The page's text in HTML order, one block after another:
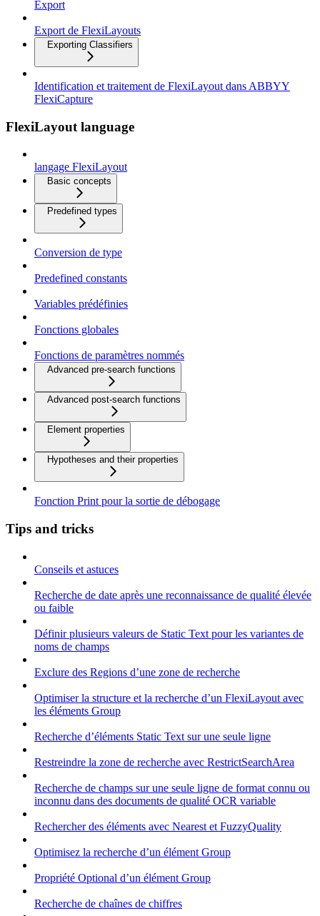
Export
Export de FlexiLayouts
Exporting Classifiers
Identification et traitement de FlexiLayout dans ABBYY
FlexiCapture
FlexiLayout language
langage FlexiLayout
Basic concepts
Predefined types
Conversion de type
Predefined constants
Variables prédéfinies
Fonctions globales
Fonctions de paramètres nommés
Advanced pre-search functions
Advanced post-search functions
Element properties
Hypotheses and their properties
Fonction Print pour la sortie de débogage
Tips and tricks
Conseils et astuces
Recherche de date après une reconnaissance de qualité élevée
ou faible
Définir plusieurs valeurs de Static Text pour les variantes de
noms de champs
Exclure des Regions d’une zone de recherche
Optimiser la structure et la recherche d’un FlexiLayout avec
les éléments Group
Recherche d’éléments Static Text sur une seule ligne
Restreindre la zone de recherche avec RestrictSearchArea
Recherche de champs sur une seule ligne de format connu ou
inconnu dans des documents de qualité OCR variable
Rechercher des éléments avec Nearest et FuzzyQuality
Optimisez la recherche d’un élément Group
Propriété Optional d’un élément Group
Recherche de chaînes de chiffres